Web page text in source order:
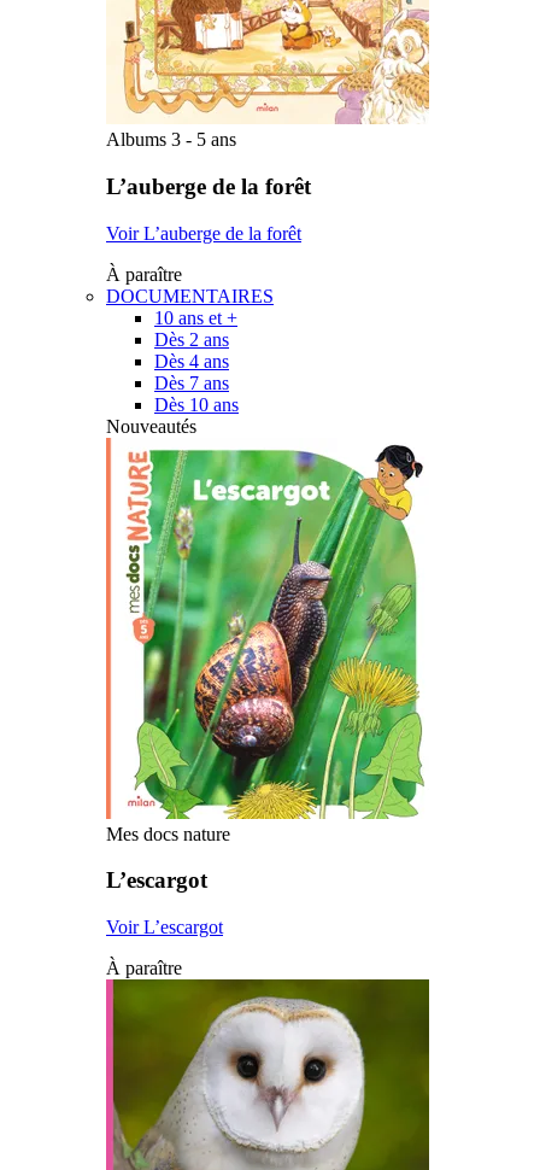
Albums 3 - 5 ans
L’auberge de la forêt
Voir L’auberge de la forêt
À paraître
DOCUMENTAIRES
10 ans et +
Dès 2 ans
Dès 4 ans
Dès 7 ans
Dès 10 ans
Nouveautés
Mes docs nature
L’escargot
Voir L’escargot
À paraître